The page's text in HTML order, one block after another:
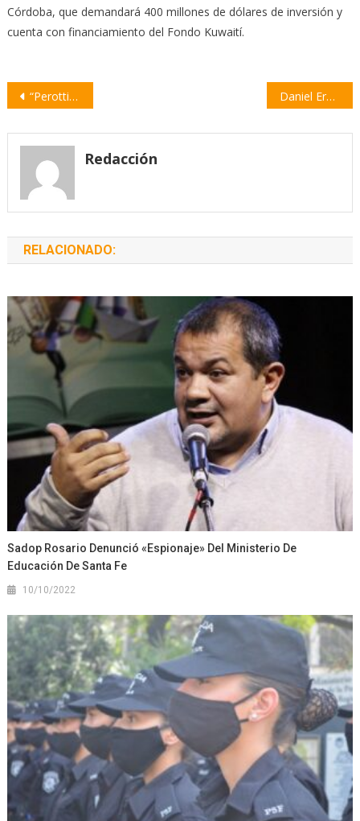
Córdoba, que demandará 400 millones de dólares de inversión y
cuenta con financiamiento del Fondo Kuwaití.
Navegación
entradas
“Perotti debe explicar cuál es su relación con la banda delictiva que operaba en el Ministerio de Seguridad” Daniel Erbetta fue elegido como presidente de la Corte Suprema de Santa Fe
Redacción
RELACIONADO:
Sadop Rosario Denunció «espionaje» Del Ministerio De
Educación De Santa Fe
10/10/2022